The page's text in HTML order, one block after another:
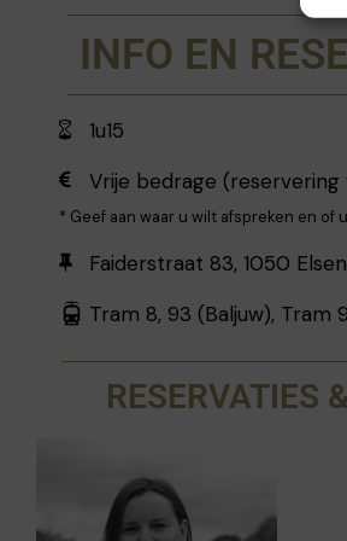
plaats van de tuin een groot
de verzekeringsmaatschappij "Le
De huidige eigenaar, een grote
luister teruggeven met de
Barbara Van der Wee, die
van Horta, en heeft de
INFO EN
1u15
Vrije bedrage
* Geef aan waar u wilt afspreken en of
Faiderstraat 83, 1050
Tram 8, 93 (Baljuw), Tram
RESERVATIES